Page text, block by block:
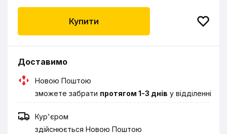
Купити
Доставимо
Новою Поштою
зможете забрати протягом 1-3 днів у відділенні
Кур'єром
здійснюється Новою Поштою